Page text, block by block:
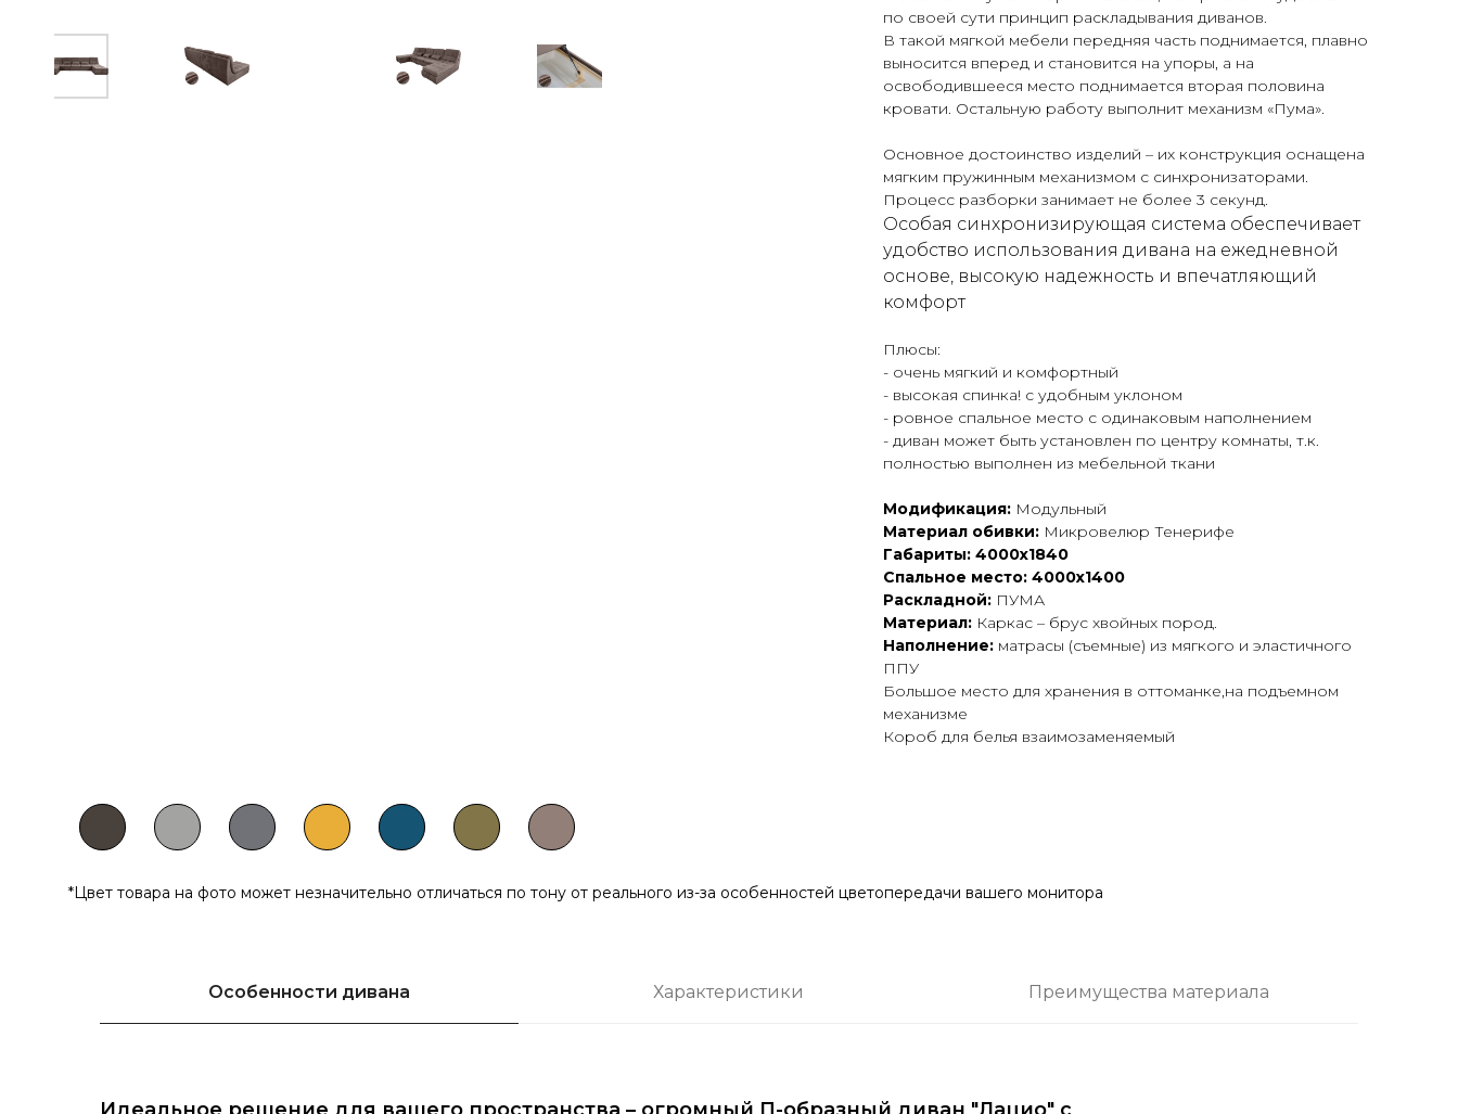
по своей сути принцип раскладывания диванов.
В такой мягкой мебели передняя часть поднимается, плавно
выносится вперед и становится на упоры, а на
освободившееся место поднимается вторая половина
кровати. Остальную работу выполнит механизм «Пума».
Основное достоинство изделий – их конструкция оснащена
мягким пружинным механизмом с синхронизаторами.
Процесс разборки занимает не более 3 секунд.
Особая синхронизирующая система обеспечивает
удобство использования дивана на ежедневной
основе, высокую надежность и впечатляющий
комфорт
Плюсы:
- очень мягкий и комфортный
- высокая спинка! с удобным уклоном
- ровное спальное место с одинаковым наполнением
- диван может быть установлен по центру комнаты, т.к.
полностью выполнен из мебельной ткани
Модификация: Модульный
Материал обивки: Микровелюр Тенерифе
Габариты: 4000х1840
Спальное место: 4000х1400
Раскладной: ПУМА
Материал: Каркас – брус хвойных пород.
Наполнение: матрасы (съемные) из мягкого и эластичного
ППУ
Большое место для хранения в оттоманке,на подъемном
механизме
Короб для белья взаимозаменяемый
*Цвет товара на фото может незначительно отличаться по тону от реального из-за особенностей цветопередачи вашего монитора
Особенности дивана Характеристики Преимущества материала